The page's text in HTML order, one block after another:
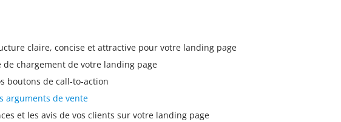
claire, concise et attractive pour votre landing page
de chargement de votre landing page
boutons de call-to-action
arguments de vente
et les avis de vos clients sur votre landing page